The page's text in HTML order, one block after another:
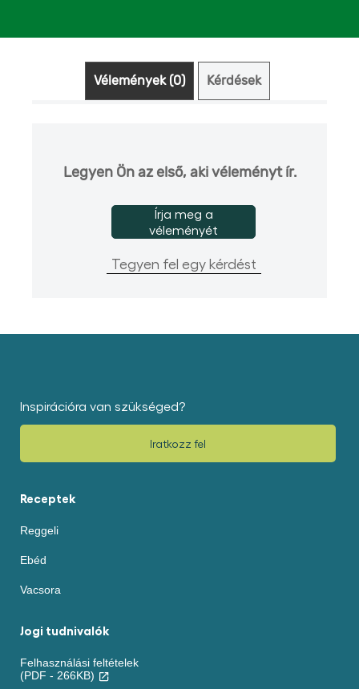
Vélemények (0) Kérdések (0)
Legyen Ön az első, aki véleményt ír.
Írja meg a
véleményét
Tegyen fel egy kérdést
Inspirációra van szükséged?
Iratkozz fel
Receptek
Reggeli
Ebéd
Vacsora
Jogi tudnivalók
Felhasználási feltételek
(PDF - 266KB)